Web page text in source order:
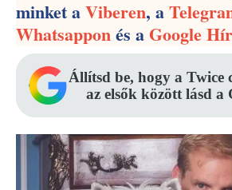
minket aViberen, a
Whatsapponés aGoogle
Állítsd be, hogy a Twice
az elsők között lásd a